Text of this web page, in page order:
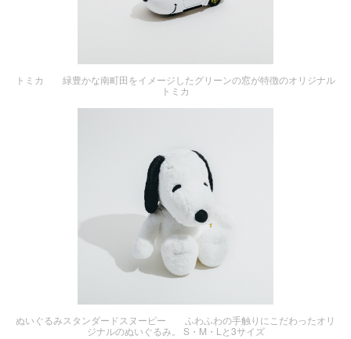
トミカ 緑豊かな南町田をイメージしたグリーンの窓が特徴のオリジナル
トミカ
ぬいぐるみスタンダードスヌーピー ふわふわの手触りにこだわったオリ
ジナルのぬいぐるみ。 S・M・Lと3サイズ